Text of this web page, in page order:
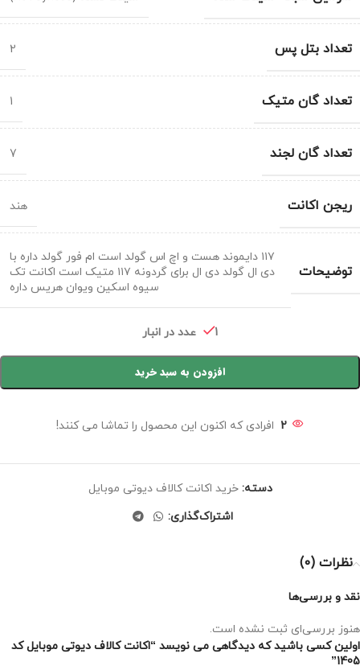
تعداد بتل پس 2
تعداد گان متیک 1
تعداد گان لجند 7
ریجن اکانت هند
توضیحات
۱۱۷ دایموند هست و اچ اس گولد است ام فور گولد داره با
دی ال گولد دی ال برای گردونه ۱۱۷ متیک است اکانت تک
سیوه اسکین ویوان هریس داره
1 عدد در انبار
افزودن به سبد خرید
2 افرادی که اکنون این محصول را تماشا می کنند!
دسته: خرید اکانت کالاف دیوتی موبایل
اشتراک‌گذاری:
نظرات (0)
نقد و بررسی‌ها
هنوز بررسی‌ای ثبت نشده است.
اولین کسی باشید که دیدگاهی می نویسد “اکانت کالاف دیوتی موبایل کد
1405”